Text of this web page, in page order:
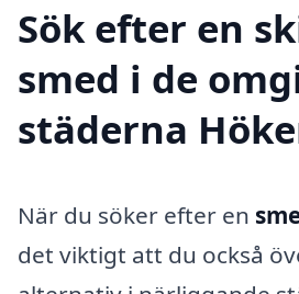
Sök efter en
smed i de
städerna
När du söker efter en
det viktigt att du också